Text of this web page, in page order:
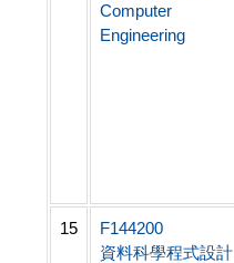
Computer
Engineering
15
F144200
資料科學程式設計